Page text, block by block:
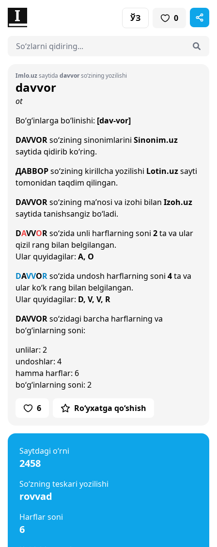
ЎЗ 0
Imlo.uzsaytida davvorso‘zining yozilishi
davvor
ot
Bo‘g‘inlarga bo‘linishi: [dav-vor]
DAVVORso‘zining sinonimlarini Sinonim.uz
saytida qidirib ko‘ring.
ДАВВОРso‘zining kirillcha yozilishi Lotin.uzsayti
tomonidan taqdim qilingan.
DAVVORso‘zining ma’nosi va izohi bilan Izoh.uz
saytida tanishsangiz bo‘ladi.
DAVVORso‘zida unli harflarning soni 2ta va ular
qizil rang bilan belgilangan.
Ular quyidagilar: A, O
DAVVORso‘zida undosh harflarning soni 4ta va
ular ko‘k rang bilan belgilangan.
Ular quyidagilar: D, V, V, R
DAVVORso‘zidagi barcha harflarning va
bo‘g‘inlarning soni:
unlilar: 2
undoshlar: 4
hamma harflar: 6
bo‘g‘inlarning soni: 2
6 Ro‘yxatga qo‘shish
Saytdagi o‘rni
2458
So‘zning teskari yozilishi
rovvad
Harflar soni
6